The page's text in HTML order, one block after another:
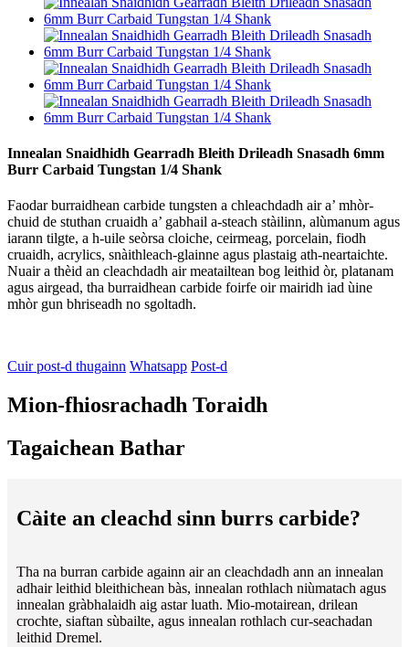
Innealan Snaidhidh Gearradh Bleith Drileadh Snasadh 6mm
Burr Carbaid Tungstan 1/4 Shank
Faodar burraidhean carbide tungsten a chleachdadh air a’ mhòr-
chuid de stuthan cruaidh a’ gabhail a-steach stàilinn, alùmanum agus
iarann ​​​​tilgte, a h-uile seòrsa cloiche, ceirmeag, porcelain, fiodh
cruaidh, acrylics, snàithleach-glainne agus plastaig ath-neartaichte.
Nuair a thèid an cleachdadh air meatailtean bog leithid òr, platanam
agus airgead, tha burraidhean carbide foirfe oir mairidh iad ùine
mhòr gun bhriseadh no sgoltadh.
Cuir post-d thugainn Whatsapp Post-d
Mion-fhiosrachadh Toraidh
Tagaichean Bathar
Càite an cleachd sinn burrs carbide?
Tha na burran carbide againn air an cleachdadh ann an innealan
adhair leithid bleithichean bàs, innealan rothlach niùmatach agus
innealan gràbhalaidh aig astar luath. Mio-motairean, drilean
crochte, siaftan sùbailte, agus innealan rothlach cur-seachadan
leithid Dremel.